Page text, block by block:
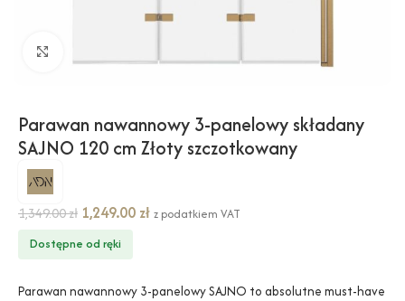
Parawan nawannowy 3-panelowy składany
SAJNO 120 cm Złoty szczotkowany
1,349.00zł 1,249.00 zł z podatkiem VAT
Dostępne od ręki
Parawan nawannowy 3-panelowy SAJNO to absolutne must-have